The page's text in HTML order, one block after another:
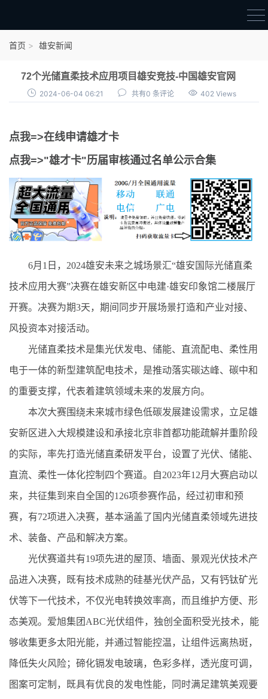
点我申领雄才卡
雄才卡资讯
雄安新闻
首页 雄安新闻
72个光储直柔技术应用项目雄安竞技-中国雄安官网
2024-06-04 06:21 共有0 条评论 402 Views
点我=>在线申请雄才卡
点我=>"雄才卡"历届审核通过名单公示合集
6月1日，2024雄安未来之城场景汇“雄安国际光储直柔
技术应用大赛”决赛在雄安新区中电建·雄安印象馆二楼展厅
开赛。决赛为期3天，期间同步开展场景打造和产业对接、
风投资本对接活动。
光储直柔技术是集光伏发电、储能、直流配电、柔性用
电于一体的新型建筑配电技术，是推动落实碳达峰、碳中和
的重要支撑，代表着建筑领域未来的发展方向。
本次大赛围绕未来城市绿色低碳发展建设需求，立足雄
安新区进入大规模建设和承接北京非首都功能疏解并重阶段
的实际，率先打造光储直柔研发平台，设置了光伏、储能、
直流、柔性一体化控制四个赛道。自2023年12月大赛启动以
来，共征集到来自全国的126项参赛作品，经过初审和预
赛，有72项进入决赛，基本涵盖了国内光储直柔领域先进技
术、装备、产品和解决方案。
光伏赛道共有19项先进的屋顶、墙面、景观光伏技术产
品进入决赛，既有技术成熟的硅基光伏产品，又有钙钛矿光
伏等下一代技术，不仅光电转换效率高，而且维护方便、形
态美观。爱旭集团ABC光伏组件，独创全面积受光技术，能
够收集更多太阳光能，并通过智能控温，让组件远离热斑，
降低失火风险；碲化镉发电玻璃，色彩多样，透光度可调，
图案可定制，既具有优良的发电性能，同时满足建筑美观要